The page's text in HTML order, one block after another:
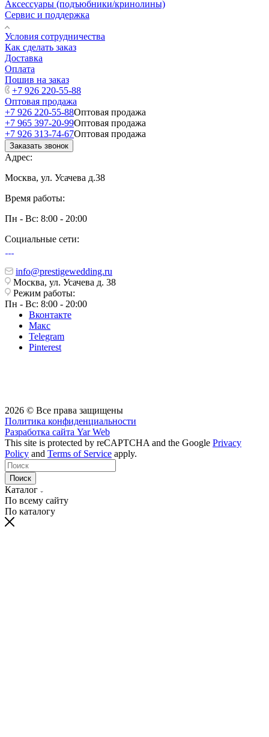
Аксессуары (подъюбники/кринолины)
Сервис и поддержка
Условия сотрудничества
Как сделать заказ
Доставка
Оплата
Пошив на заказ
+7 926 220-55-88
Оптовая продажа
+7 926 220-55-88Оптовая продажа
+7 965 397-20-99Оптовая продажа
+7 926 313-74-67Оптовая продажа
Заказать звонок
Адрес:
Москва, ул. Усачева д.38
Время работы:
Пн - Вс: 8:00 - 20:00
Социальные сети:
info@prestigewedding.ru
Москва, ул. Усачева д. 38
Режим работы:
Пн - Вс: 8:00 - 20:00
Вконтакте
Макс
Telegram
Pinterest
2026 © Все права защищены
Политика конфиденциальности
Разработка сайта Yar Web
This site is protected by reCAPTCHA and the Google Privacy
Policy and Terms of Service apply.
Поиск
Каталог
По всему сайту
По каталогу